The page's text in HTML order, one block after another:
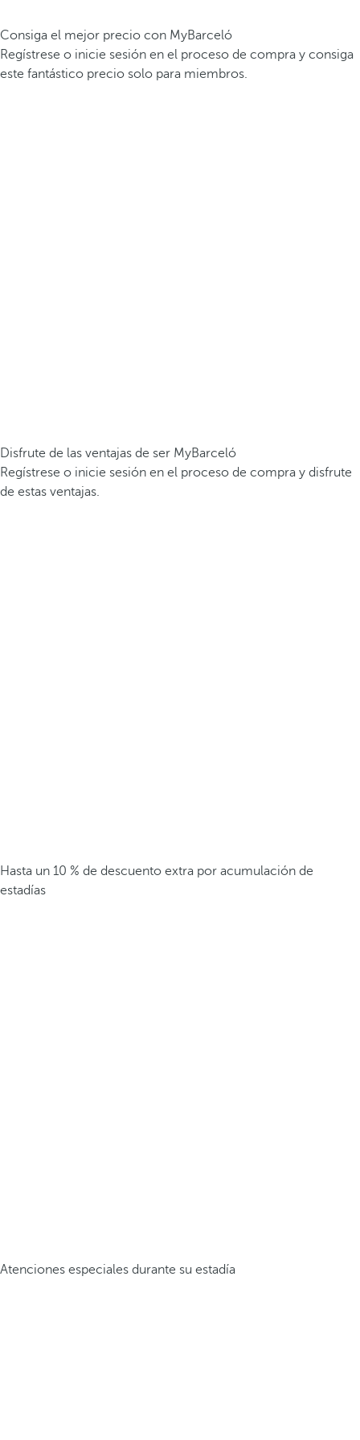
Consiga el mejor precio con MyBarceló
Regístrese o inicie sesión en el proceso de compra y consiga
este fantástico precio solo para miembros.
Disfrute de las ventajas de ser MyBarceló
Regístrese o inicie sesión en el proceso de compra y disfrute
de estas ventajas.
Hasta un 10 % de descuento extra por acumulación de
estadías
Atenciones especiales durante su estadía